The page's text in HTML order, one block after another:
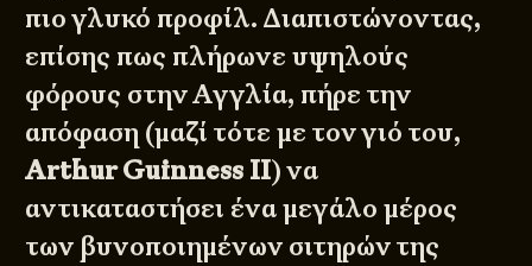
πιο γλυκό προφίλ. Διαπιστώνοντας,
επίσης πως πλήρωνε υψηλούς
φόρους στην Αγγλία, πήρε την
απόφαση (μαζί τότε με τον γιό του,
Arthur Guinness II) να
αντικαταστήσει ένα μεγάλο μέρος
των βυνοποιημένων σιτηρών της